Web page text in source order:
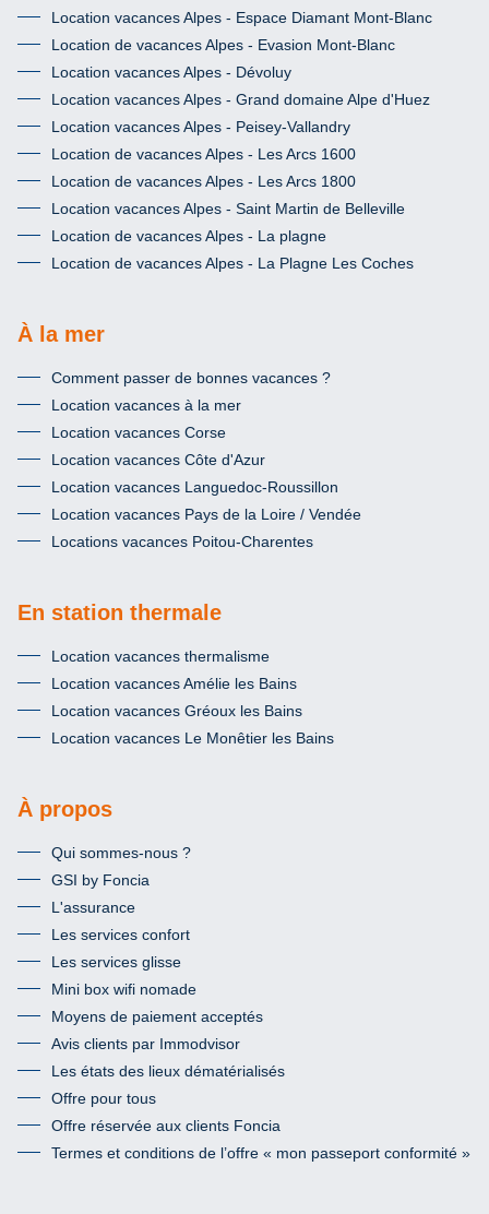
Location vacances Alpes - Espace Diamant Mont-Blanc
Location de vacances Alpes - Evasion Mont-Blanc
Location vacances Alpes - Dévoluy
Location vacances Alpes - Grand domaine Alpe d'Huez
Location vacances Alpes - Peisey-Vallandry
Location de vacances Alpes - Les Arcs 1600
Location de vacances Alpes - Les Arcs 1800
Location vacances Alpes - Saint Martin de Belleville
Location de vacances Alpes - La plagne
Location de vacances Alpes - La Plagne Les Coches
À la mer
Comment passer de bonnes vacances ?
Location vacances à la mer
Location vacances Corse
Location vacances Côte d'Azur
Location vacances Languedoc-Roussillon
Location vacances Pays de la Loire / Vendée
Locations vacances Poitou-Charentes
En station thermale
Location vacances thermalisme
Location vacances Amélie les Bains
Location vacances Gréoux les Bains
Location vacances Le Monêtier les Bains
À propos
Qui sommes-nous ?
GSI by Foncia
L'assurance
Les services confort
Les services glisse
Mini box wifi nomade
Moyens de paiement acceptés
Avis clients par Immodvisor
Les états des lieux dématérialisés
Offre pour tous
Offre réservée aux clients Foncia
Termes et conditions de l’offre « mon passeport conformité »